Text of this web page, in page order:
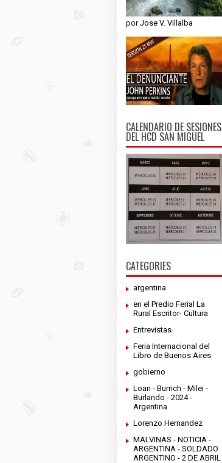
por Jose V. Villalba
CALENDARIO DE SESIONES
DEL HCD SAN MIGUEL
CATEGORIES
argentina
en el Predio Ferial La
Rural Escritor- Cultura
Entrevistas
Feria Internacional del
Libro de Buenos Aires
gobierno
Loan - Burrich - Milei -
Burlando - 2024 -
Argentina
Lorenzo Hernandez
MALVINAS - NOTICIA -
ARGENTINA - SOLDADO
ARGENTINO - 2 DE ABRIL